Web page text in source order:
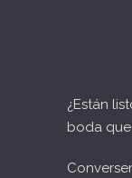
¿Están
boda